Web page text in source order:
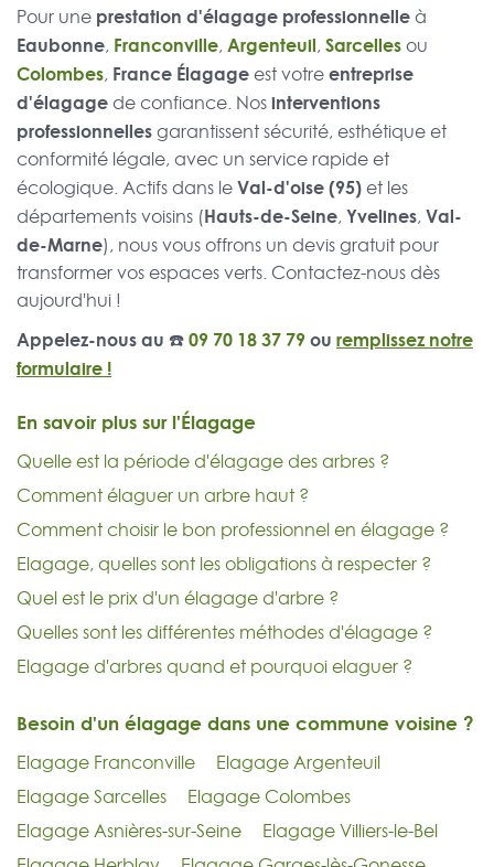
Pour une prestation d'élagage professionnelleà
Eaubonne, Franconville, Argenteuil, Sarcellesou
Colombes, France Élagage est votreentreprise
d'élagage de confiance. Nosinterventions
professionnellesgarantissent sécurité, esthétique et
conformité légale, avec un service rapide et
écologique. Actifs dans leVal-d'oise (95) et les
départements voisins (Hauts-de-Seine, Yvelines, Val-
de-Marne), nous vous offrons un devis gratuit pour
transformer vos espaces verts. Contactez-nous dès
aujourd'hui !
Appelez-nous au ☎️09 70 18 37 79ou remplissez notre
formulaire !
En savoir plus sur l'Élagage
Quelle est la période d'élagage des arbres ?
Comment élaguer un arbre haut ?
Comment choisir le bon professionnel en élagage ?
Elagage, quelles sont les obligations à respecter ?
Quel est le prix d'un élagage d'arbre ?
Quelles sont les différentes méthodes d'élagage ?
Elagage d'arbres quand et pourquoi elaguer ?
Besoin d'un élagage dans une commune voisine ?
Elagage Franconville
Elagage Argenteuil
Elagage Sarcelles
Elagage Colombes
Elagage Asnières-sur-Seine
Elagage Villiers-le-Bel